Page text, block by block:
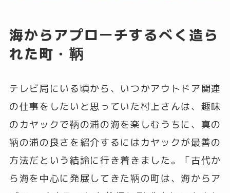
海からアプローチするべく造ら
れた町・鞆
テレビ局にいる頃から、いつかアウトドア関連
の仕事をしたいと思っていた村上さんは、趣味
のカヤックで鞆の浦の海を楽しむうちに、真の
鞆の浦の良さを紹介するにはカヤックが最善の
方法だという結論に行き着きました。「古代か
ら海を中心に発展してきた鞆の町は、海からア